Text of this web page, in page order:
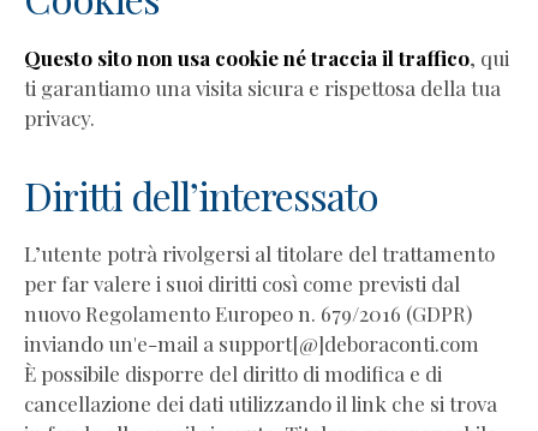
Reputazione
del
coach
Libri
Essere
–
Debora
Conti
La
PNL
che
Questo sito non usa cookie né traccia il traffico, qui
ti garantiamo una visita sicura e rispettosa della tua
privacy.
Diritti dell’interessato
L’utente potrà rivolgersi al titolare del trattamento
per far valere i suoi diritti così come previsti dal
nuovo Regolamento Europeo n. 679/2016 (GDPR)
inviando un'e-mail a support[@]deboraconti.com
È possibile disporre del diritto di modifica e di
cancellazione dei dati utilizzando il link che si trova